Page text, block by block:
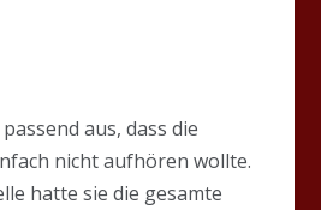
aus, dass die
nicht aufhören wollte.
hatte sie die gesamte